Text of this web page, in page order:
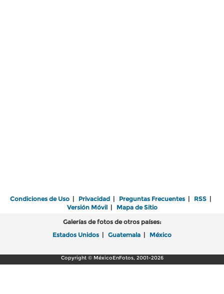
Condiciones de Uso | Privacidad | Preguntas Frecuentes | RSS |
Versión Móvil| Mapa de Sitio
Galerías de fotos de otros países:
Estados Unidos | Guatemala | México
Copyright © MéxicoEnFotos, 2001-2026